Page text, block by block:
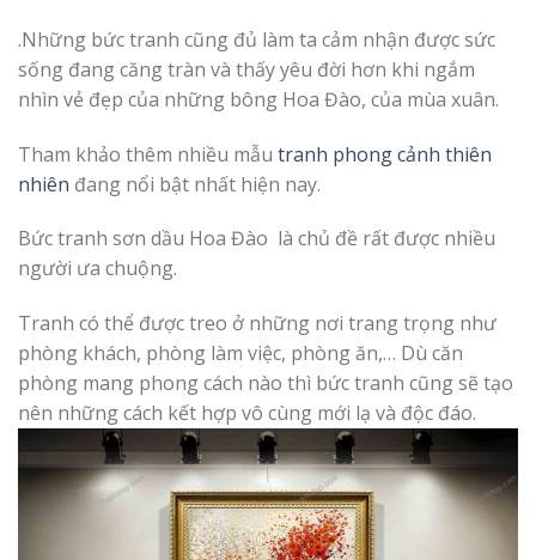
.Những bức tranh cũng đủ làm ta cảm nhận được sức
sống đang căng tràn và thấy yêu đời hơn khi ngắm
nhìn vẻ đẹp của những bông Hoa Đào, của mùa xuân.
Tham khảo thêm nhiều mẫu tranh phong cảnh thiên
nhiên đang nổi bật nhất hiện nay.
Bức tranh sơn dầu Hoa Đào là chủ đề rất được nhiều
người ưa chuộng.
Tranh có thể được treo ở những nơi trang trọng như
phòng khách, phòng làm việc, phòng ăn,… Dù căn
phòng mang phong cách nào thì bức tranh cũng sẽ tạo
nên những cách kết hợp vô cùng mới lạ và độc đáo.